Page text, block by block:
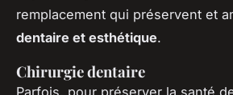
remplacement qui préservent et
dentaire et esthétique.
Chirurgie dentaire
Parfois, pour préserver la santé